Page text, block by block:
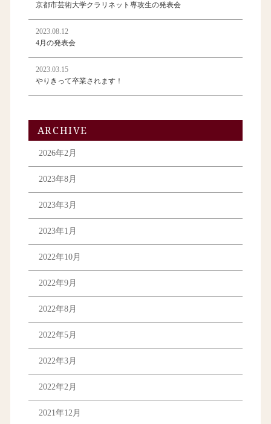
京都市芸術大学クラリネット専攻生の発表会
2023.08.12
4月の発表会
2023.03.15
やりきって卒業されます！
ARCHIVE
2026年2月
2023年8月
2023年3月
2023年1月
2022年10月
2022年9月
2022年8月
2022年5月
2022年3月
2022年2月
2021年12月